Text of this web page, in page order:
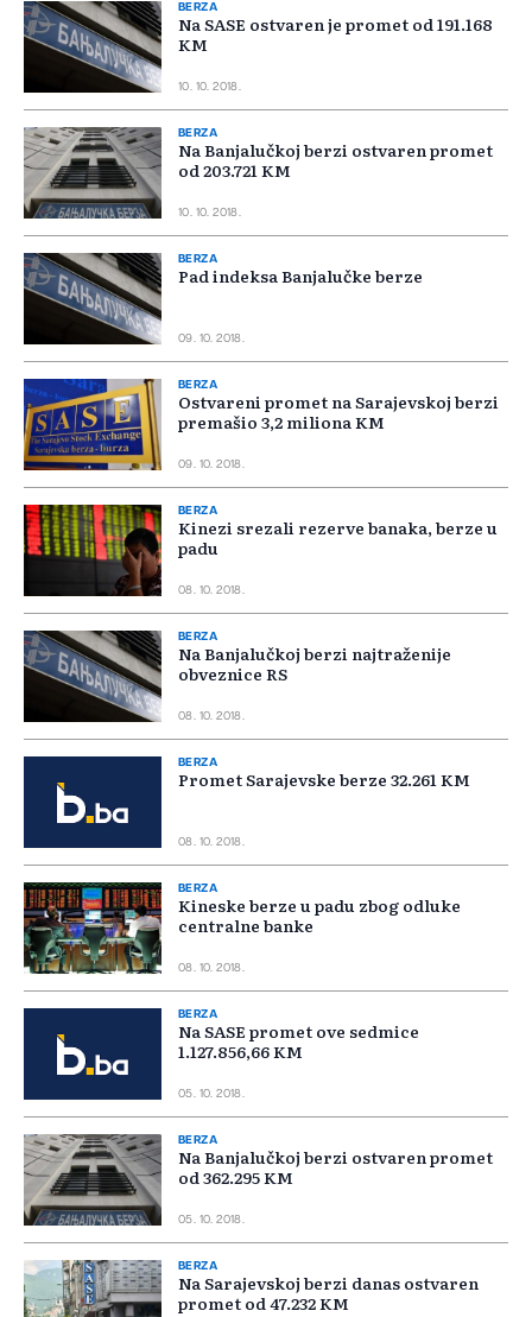
BERZA
Na SASE ostvaren je promet od 191.168
KM
10. 10. 2018.
BERZA
Na Banjalučkoj berzi ostvaren promet
od 203.721 KM
10. 10. 2018.
BERZA
Pad indeksa Banjalučke berze
09. 10. 2018.
BERZA
Ostvareni promet na Sarajevskoj berzi
premašio 3,2 miliona KM
09. 10. 2018.
BERZA
Kinezi srezali rezerve banaka, berze u
padu
08. 10. 2018.
BERZA
Na Banjalučkoj berzi najtraženije
obveznice RS
08. 10. 2018.
BERZA
Promet Sarajevske berze 32.261 KM
08. 10. 2018.
BERZA
Kineske berze u padu zbog odluke
centralne banke
08. 10. 2018.
BERZA
Na SASE promet ove sedmice
1.127.856,66 KM
05. 10. 2018.
BERZA
Na Banjalučkoj berzi ostvaren promet
od 362.295 KM
05. 10. 2018.
BERZA
Na Sarajevskoj berzi danas ostvaren
promet od 47.232 KM